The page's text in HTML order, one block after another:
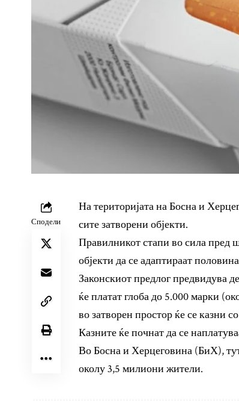
Сподели
На територијата на Босна и
сите затворени објекти.
Правилникот стапи во сила пред
објекти да се адаптираат
Законскиот предлог предвидува
ќе платат глоба до 5.000 марки
во затворен простор ќе се казни
Казните ќе почнат да се
Во Босна и Херцеговина (БиХ),
околу 3,5 милиони жители.